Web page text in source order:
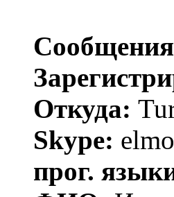
Откуда:
Skype:
прог.